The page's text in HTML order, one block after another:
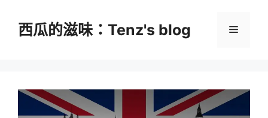
西瓜的滋味：Tenz's blog 選